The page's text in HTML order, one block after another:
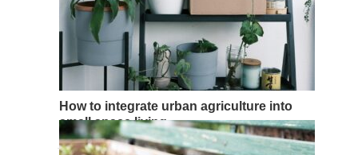
Read more →
How to integrate urban agriculture into
small space living
juli 18, 2026 / 0 comments